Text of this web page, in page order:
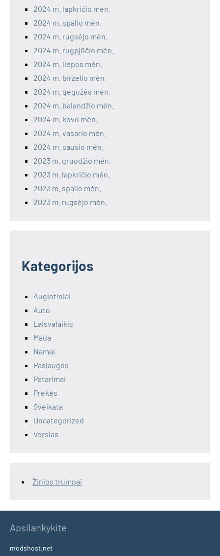
2024 m. lapkričio mėn.
2024 m. spalio mėn.
2024 m. rugsėjo mėn.
2024 m. rugpjūčio mėn.
2024 m. liepos mėn.
2024 m. birželio mėn.
2024 m. gegužės mėn.
2024 m. balandžio mėn.
2024 m. kovo mėn.
2024 m. vasario mėn.
2024 m. sausio mėn.
2023 m. gruodžio mėn.
2023 m. lapkričio mėn.
2023 m. spalio mėn.
2023 m. rugsėjo mėn.
Kategorijos
Augintiniai
Auto
Laisvalaikis
Mada
Namai
Paslaugos
Patarimai
Prekės
Sveikata
Uncategorized
Verslas
Žinios trumpai
Apsilankykite
modshost.net